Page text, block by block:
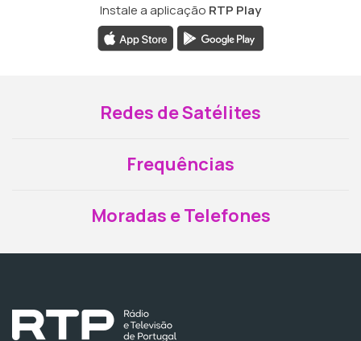
Instale a aplicação RTP Play
Redes de Satélites
Frequências
Moradas e Telefones